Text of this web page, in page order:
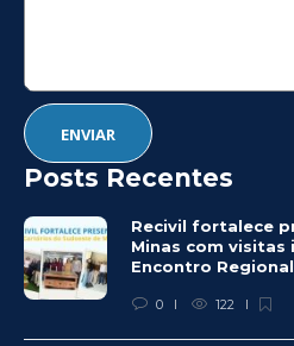
Posts Recentes
Recivil fortalece
Minas com
Encontro
0 122